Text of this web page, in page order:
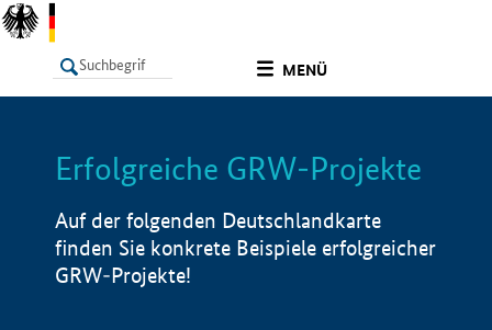
MENÜ
LISTE Info
Erfolgreiche GRW-Projekte
Auf der folgenden Deutschlandkarte
finden Sie konkrete Beispiele erfolgreicher
GRW-Projekte!